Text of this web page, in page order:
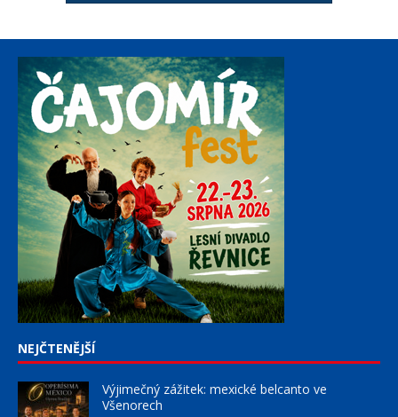
NEJČTENĚJŠÍ
Výjimečný zážitek: mexické belcanto ve
Všenorech